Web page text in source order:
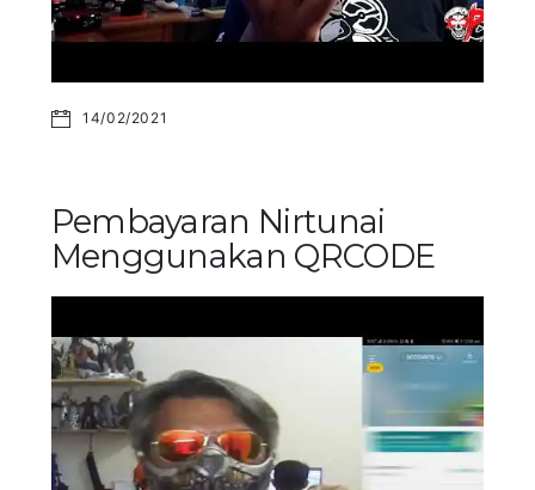
14/02/2021
Pembayaran Nirtunai
Menggunakan QRCODE